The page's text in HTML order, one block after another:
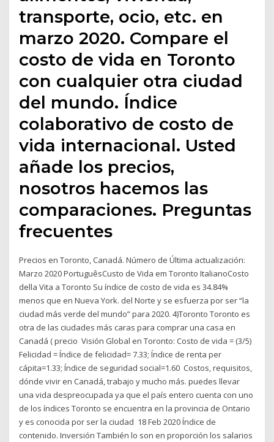
transporte, ocio, etc. en
marzo 2020. Compare el
costo de vida en Toronto
con cualquier otra ciudad
del mundo. Índice
colaborativo de costo de
vida internacional. Usted
añade los precios,
nosotros hacemos las
comparaciones. Preguntas
frecuentes
Precios en Toronto, Canadá. Número de Última actualización:
Marzo 2020 PortuguêsCusto de Vida em Toronto ItalianoCosto
della Vita a Toronto Su índice de costo de vida es 34.84%
menos que en Nueva York. del Norte y se esfuerza por ser “la
ciudad más verde del mundo” para 2020. 4)Toronto Toronto es
otra de las ciudades más caras para comprar una casa en
Canadá ( precio Visión Global en Toronto: Costo de vida = (3/5)
Felicidad = Índice de felicidad= 7.33; Índice de renta per
cápita=1.33; Índice de seguridad social=1.60 Costos, requisitos,
dónde vivir en Canadá, trabajo y mucho más. puedes llevar
una vida despreocupada ya que el país entero cuenta con uno
de los índices Toronto se encuentra en la provincia de Ontario
y es conocida por ser la ciudad 18 Feb 2020 Índice de
contenido. Inversión También lo son en proporción los salarios